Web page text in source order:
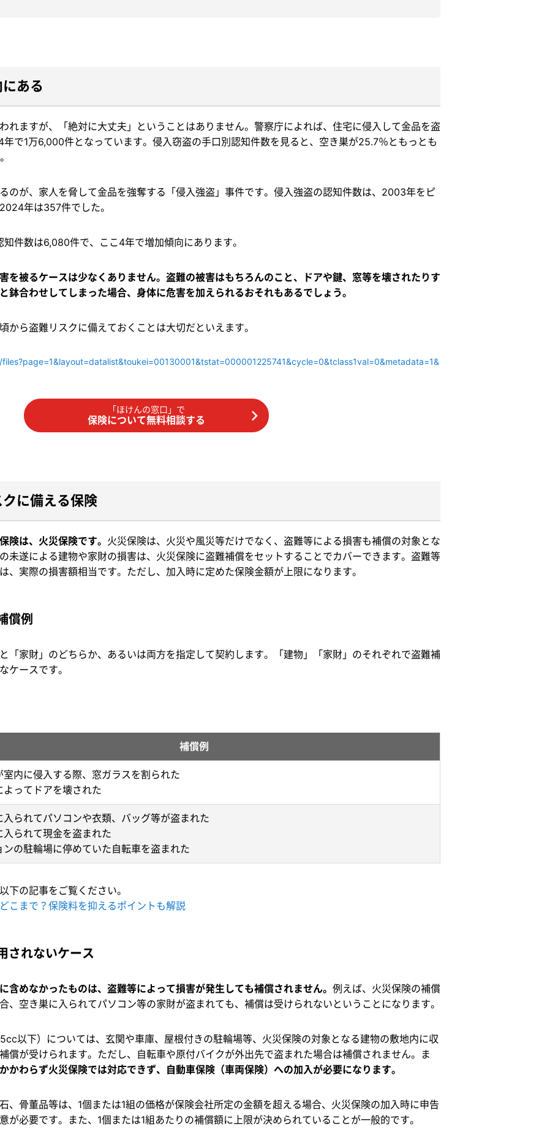
ある
れますが、「絶対に大丈夫」ということはありません。警察庁によれば、住宅に侵入して金品を盗
で1万6,000件となっています。侵入窃盗の手口別認知件数を見ると、空き巣が25.7％ともっとも
のが、家人を脅して金品を強奪する「侵入強盗」事件です。侵入強盗の認知件数は、2003年をピ
年は357件でした。
件数は6,080件で、ここ4年で増加傾向にあります。
を被るケースは少なくありません。盗難の被害はもちろんのこと、ドアや鍵、窓等を壊されたりす
鉢合わせしてしまった場合、身体に危害を加えられるおそれもあるでしょう。
から盗難リスクに備えておくことは大切だといえます。
「ほけんの窓口」で
保険について無料相談する
に備える保険
険は、火災保険です。 火災保険は、火災や風災等だけでなく、盗難等による損害も補償の対象とな
未遂による建物や家財の損害は、火災保険に盗難補償をセットすることでカバーできます。盗難等
、実際の損害額相当です。ただし、加入時に定めた保険金額が上限になります。
償例
「家財」のどちらか、あるいは両方を指定して契約します。「建物」「家財」のそれぞれで盗難補
ケースです。
補償例
室内に侵入する際、窓ガラスを割られた
よってドアを壊された
入られてパソコンや衣類、バッグ等が盗まれた
入られて現金を盗まれた
ンの駐輪場に停めていた自転車を盗まれた
下の記事をご覧ください。
こまで？保険料を抑えるポイントも解説
されないケース
含めなかったものは、盗難等によって損害が発生しても補償されません。 例えば、火災保険の補償
、空き巣に入られてパソコン等の家財が盗まれても、補償は受けられないということになります。
以下）については、玄関や車庫、屋根付きの駐輪場等、火災保険の対象となる建物の敷地内に収
償が受けられます。ただし、自転車や原付バイクが外出先で盗まれた場合は補償されません。ま
かわらず火災保険では対応できず、自動車保険（車両保険）への加入が必要になります。
、骨董品等は、1個または1組の価格が保険会社所定の金額を超える場合、火災保険の加入時に申告
が必要です。また、1個または1組あたりの補償額に上限が決められていることが一般的です。